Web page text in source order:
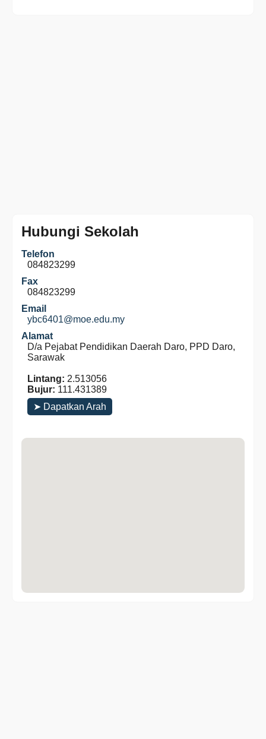
Hubungi Sekolah
Telefon
084823299
Fax
084823299
Email
ybc6401@moe.edu.my
Alamat
D/a Pejabat Pendidikan Daerah Daro, PPD Daro,
Sarawak
Lintang: 2.513056
Bujur: 111.431389
➤ Dapatkan Arah